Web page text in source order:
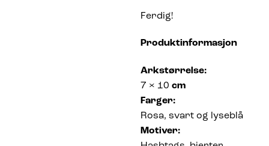
Ferdig!
Produktinformasjon
Arkstørrelse:
7 × 10 cm
Farger:
Rosa, svart og lyseblå
Motiver: